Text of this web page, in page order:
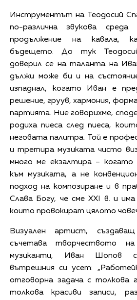
Инструментът на Теодосий
по-различна звукова
продължение на кавала,
бъдещето. До тук
доверил се на таланта на
дължи може би и на
изпаднал, когато Иван е
решение, груув, хармония,
партията. Ние говорихме,
родиха пиеса след пиеса,
неговата палитра. Той е
и третира музиката чисто
много ме екзалтира – когато
към музиката, а не
подход на композиране и в
Слава Богу, че сме XXI в. и
които провокират цялото
Визуален артист,
съчетава творчеството
музиканти, Иван Шопов
вътрешния си усет:
отговорна задача с толкова
толкова красиви записи,